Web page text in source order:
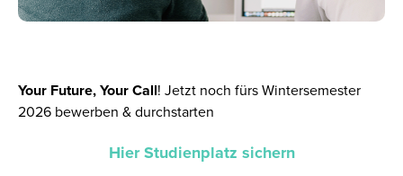
Your Future, Your Call! Jetzt noch fürs Wintersemester
2026 bewerben & durchstarten
Hier Studienplatz sichern